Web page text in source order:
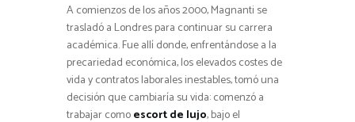
A comienzos de los años 2000, Magnanti se
trasladó a Londres para continuar su carrera
académica. Fue allí donde, enfrentándose a la
precariedad económica, los elevados costes de
vida y contratos laborales inestables, tomó una
decisión que cambiaría su vida: comenzó a
trabajar comoescort de lujo, bajo el